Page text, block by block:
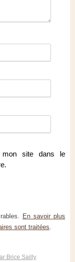
mon site dans le
En savoir plus
sont traitées
Brice Sailly